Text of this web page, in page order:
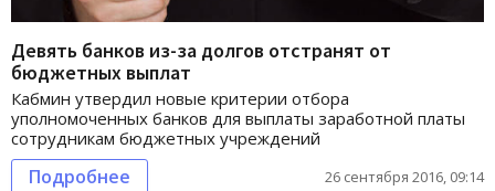
Девять банков из-за долгов отстранят от
бюджетных выплат
Кабмин утвердил новые критерии отбора
уполномоченных банков для выплаты заработной платы
сотрудникам бюджетных учреждений
Подробнее 26 сентября 2016, 09:14